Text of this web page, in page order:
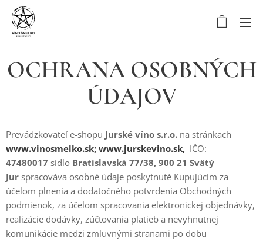
OCHRANA OSOBNÝCH
ÚDAJOV
Prevádzkovateľ e-shopu Jurské víno s.r.o. na stránkach
www.vinosmelko.sk; www.jurskevino.sk, IČO:
47480017 sídlo Bratislavská 77/38, 900 21 Svätý
Jur spracováva osobné údaje poskytnuté Kupujúcim za
účelom plnenia a dodatočného potvrdenia Obchodných
podmienok, za účelom spracovania elektronickej objednávky,
realizácie dodávky, zúčtovania platieb a nevyhnutnej
komunikácie medzi zmluvnými stranami po dobu